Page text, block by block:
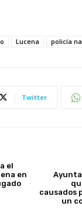
Lucena policía
Twitter
el
en
causados
un